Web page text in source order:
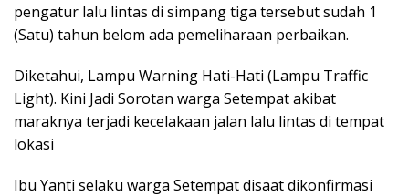
pengatur lalu lintas di simpang tiga tersebut sudah 1
(Satu) tahun belom ada pemeliharaan perbaikan.
Diketahui, Lampu Warning Hati-Hati (Lampu Traffic
Light). Kini Jadi Sorotan warga Setempat akibat
maraknya terjadi kecelakaan jalan lalu lintas di tempat
lokasi
Ibu Yanti selaku warga Setempat disaat dikonfirmasi